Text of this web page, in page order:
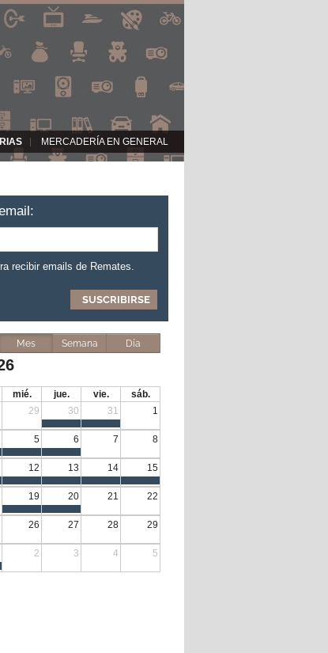
MERCADERÍA EN GENERAL
recibir emails de Remates.
Mes Semana Día
mié. jue. vie.
sáb.
29 30 31 1
5 6 7 8
12 13 14 15
19 20 21 22
26 27 28 29
2 3 4 5